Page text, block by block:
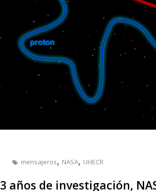
mensajeros, NASA, UHECR
años de investigación,